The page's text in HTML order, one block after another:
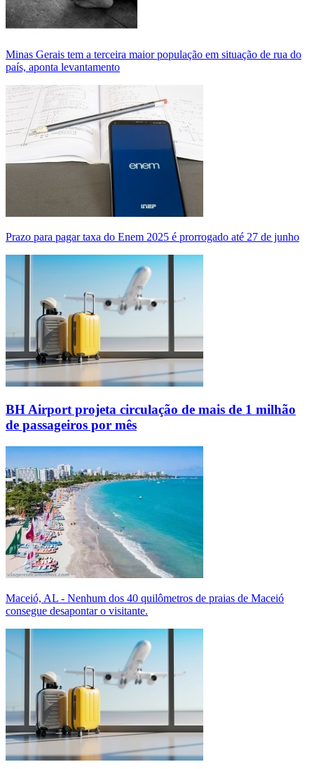
Minas Gerais tem a terceira maior população em situação de rua do
país, aponta levantamento
Prazo para pagar taxa do Enem 2025 é prorrogado até 27 de junho
BH Airport projeta circulação de mais de 1 milhão
de passageiros por mês
Maceió, AL - Nenhum dos 40 quilômetros de praias de Maceió
consegue desapontar o visitante.